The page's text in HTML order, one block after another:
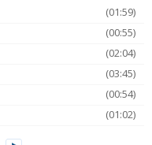
(01:59)
(00:55)
(02:04)
(03:45)
(00:54)
(01:02)